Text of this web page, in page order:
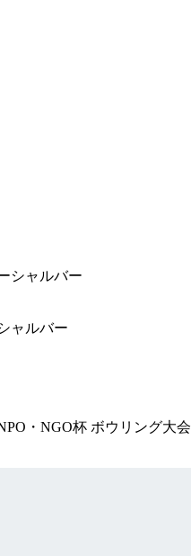
ャルバー
・NGO杯 ボウリング大会